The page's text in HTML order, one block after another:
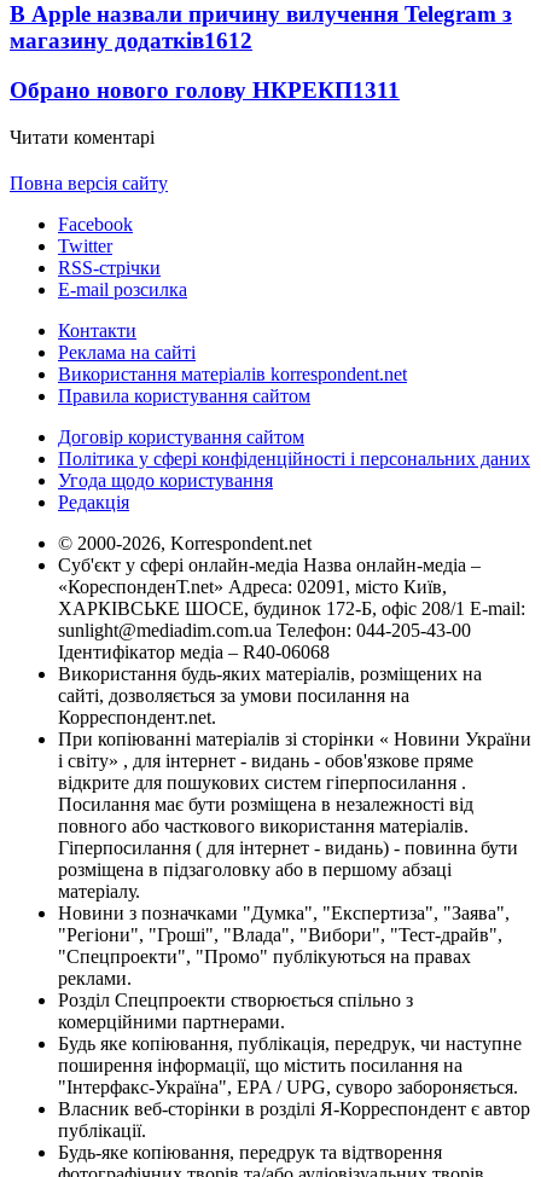
В Apple назвали причину вилучення Telegram з
магазину додатків1612
Обрано нового голову НКРЕКП1311
Читати коментарі
Повна версія сайту
Facebook
Twitter
RSS-стрічки
E-mail розсилка
Контакти
Реклама на сайті
Використання матеріалів korrespondent.net
Правила користування сайтом
Договір користування сайтом
Політика у сфері конфіденційності і персональних даних
Угода щодо користування
Редакція
© 2000-2026, Korrespondent.net
Суб'єкт у сфері онлайн-медіа Назва онлайн-медіа –
«КореспонденТ.net» Адреса: 02091, місто Київ,
ХАРКІВСЬКЕ ШОСЕ, будинок 172-Б, офіс 208/1 E-mail:
sunlight@mediadim.com.ua Телефон: 044-205-43-00
Ідентифікатор медіа – R40-06068
Використання будь-яких матеріалів, розміщених на
сайті, дозволяється за умови посилання на
Корреспондент.net.
При копіюванні матеріалів зі сторінки « Новини України
і світу» , для інтернет - видань - обов'язкове пряме
відкрите для пошукових систем гіперпосилання .
Посилання має бути розміщена в незалежності від
повного або часткового використання матеріалів.
Гіперпосилання ( для інтернет - видань) - повинна бути
розміщена в підзаголовку або в першому абзаці
матеріалу.
Новини з позначками "Думка", "Експертиза", "Заява",
"Регіони", "Гроші", "Влада", "Вибори", "Тест-драйв",
"Спецпроекти", "Промо" публікуються на правах
реклами.
Розділ Спецпроекти створюється спільно з
комерційними партнерами.
Будь яке копіювання, публікація, передрук, чи наступне
поширення інформації, що містить посилання на
"Інтерфакс-Україна", EPA / UPG, суворо забороняється.
Власник веб-сторінки в розділі Я-Корреспондент є автор
публікації.
Будь-яке копіювання, передрук та відтворення